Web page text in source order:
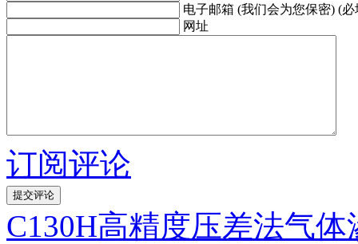
电子邮箱 (我们会为您保密) (必
网址
订阅评论
C130H高精度压差法气